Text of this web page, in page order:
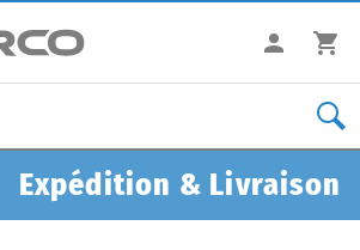
Expédition & Livraison